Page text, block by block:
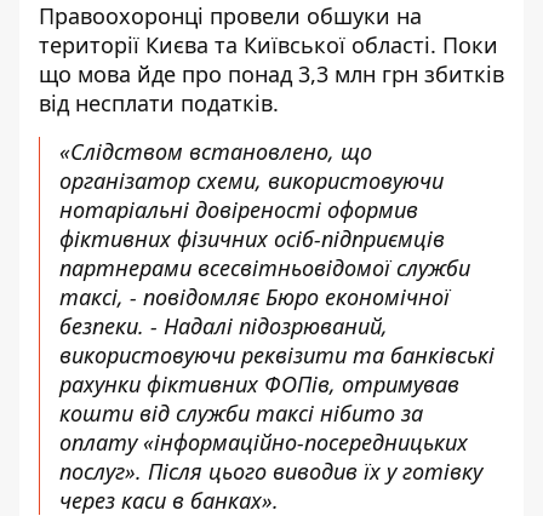
Правоохоронці провели обшуки на
території Києва та Київської області. Поки
що мова йде про понад 3,3 млн грн збитків
від несплати податків.
«Слідством встановлено, що
організатор схеми, використовуючи
нотаріальні довіреності оформив
фіктивних фізичних осіб-підприємців
партнерами всесвітньовідомої служби
таксі, - повідомляєБюро економічної
безпеки. - Надалі підозрюваний,
використовуючи реквізити та банківські
рахунки фіктивних ФОПів, отримував
кошти від служби таксі нібито за
оплату «інформаційно-посередницьких
послуг». Після цього виводив їх у готівку
через каси в банках».